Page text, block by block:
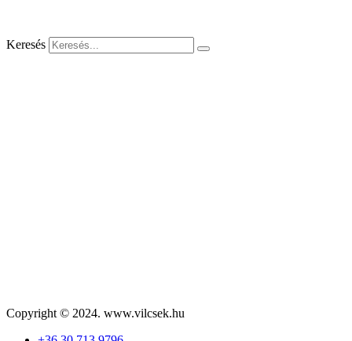
Keresés
Copyright © 2024. www.vilcsek.hu